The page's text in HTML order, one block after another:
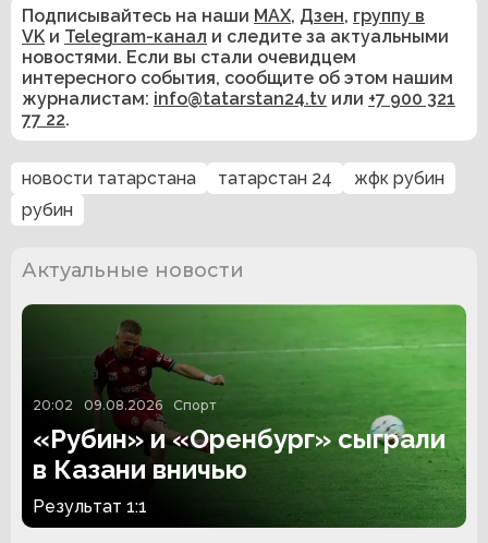
Подписывайтесь на наши MAX, Дзен, группу в
VK и Telegram-канал и следите за актуальными
новостями. Если вы стали очевидцем
интересного события, сообщите об этом нашим
журналистам: info@tatarstan24.tv или +7 900 321
77 22.
новости татарстана татарстан 24
жфк рубин
рубин
Актуальные новости
20:02 09.08.2026 Спорт
«Рубин» и «Оренбург» сыграли
в Казани вничью
Результат 1:1